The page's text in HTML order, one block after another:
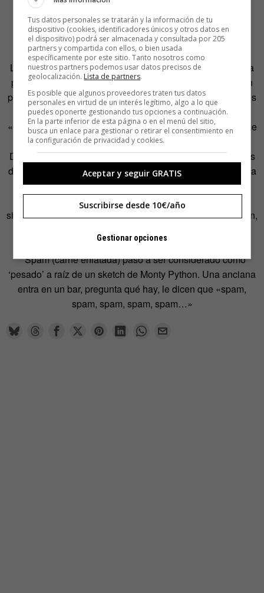
SPEED
Las prisas, las carreras no son buenas… Don Draper es la
prueba. Recargado de orgullo y alcohol habla rápido y sin
parar a la búsqueda de un eslogan, llegando por momentos
a caer en el patetismo.
«Don, los señores no pretenden que lo saques ahora», dice
Campbell, temiendo que los clientes se echen atrás.
Don no se calla y eso trae consecuencias… «Piensa antes
de hablar», decían las abuelas. Don no tiene abuela y toma
prestado el eslogan de un joven que había rechazado en
una entrevista de trabajo. No la ha hecho a propósito, ha
sido por las prisas. Cuando le recuerda el origen del slogan,
aunque unos más Don que otros.
* Spam (carne enlatada) pasó a ser considerado como
‘pesado’ a raíz de un sketch de Monty Python. Una anciana
entra en un bar, pregunta qué hay, le dicen que «spam,
spam, spam, spam, spam…»
Tus datos personales se tratarán y la información de tu
dispositivo (cookies, identificadores únicos y otros datos en
el dispositivo) podrá ser almacenada y consultada por 205
partners y compartida con ellos, o bien usada
específicamente por este sitio. Tanto nosotros como
nuestros partners podemos usar datos precisos de
geolocalización. Lista de partners.
Es posible que algunos proveedores traten tus datos
personales en virtud de un interés legítimo, algo a lo que
puedes oponerte gestionando tus opciones a continuación.
En la parte inferior de esta página o en el menú del sitio,
busca un enlace para gestionar o retirar el consentimiento en
la configuración de privacidad y cookies.
Aceptar y seguir GRATIS
Suscribirse desde 10€/año
Gestionar opciones